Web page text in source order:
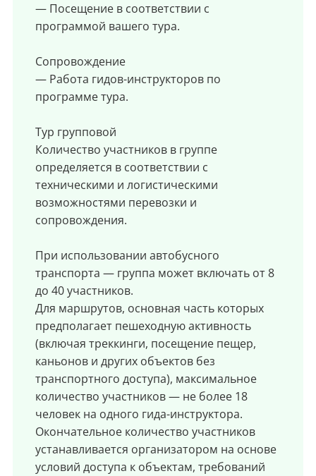
— Посещение в соответствии с
программой вашего тура.
Сопровождение
— Работа гидов-инструкторов по
программе тура.
Тур групповой
Количество участников в группе
определяется в соответствии с
техническими и логистическими
возможностями перевозки и
сопровождения.
При использовании автобусного
транспорта — группа может включать от 8
до 40 участников.
Для маршрутов, основная часть которых
предполагает пешеходную активность
(включая треккинги, посещение пещер,
каньонов и других объектов без
транспортного доступа), максимальное
количество участников — не более 18
человек на одного гида-инструктора.
Окончательное количество участников
устанавливается организатором на основе
условий доступа к объектам, требований